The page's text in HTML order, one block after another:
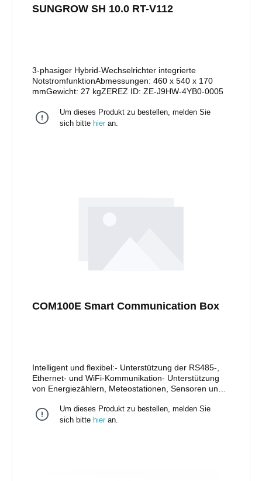
SUNGROW SH 10.0 RT-V112
3-phasiger Hybrid-Wechselrichter integrierte
NotstromfunktionAbmessungen: 460 x 540 x 170
mmGewicht: 27 kgZEREZ ID: ZE-J9HW-4YB0-0005
Um dieses Produkt zu bestellen, melden Sie
sich bitte hier an.
COM100E Smart Communication Box
Intelligent und flexibel:- Unterstützung der RS485-,
Ethernet- und WiFi-Kommunikation- Unterstützung
von Energiezählern, Meteostationen, Sensoren und
Wechselrichter-Parameter und Firmware-Updates-
Anlagenwartung über Remote-Web-Zugriff,
Um dieses Produkt zu bestellen, melden Sie
sich bitte hier an.